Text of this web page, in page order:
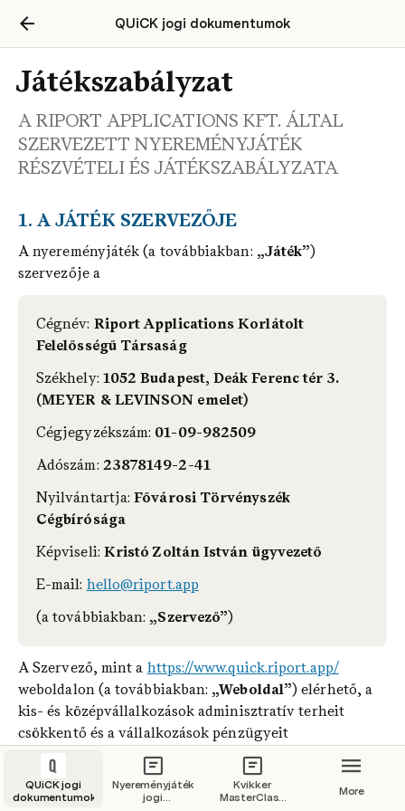
QUiCK jogi dokumentumok
Játékszabályzat
A RIPORT APPLICATIONS KFT. ÁLTAL
SZERVEZETT NYEREMÉNYJÁTÉK
RÉSZVÉTELI ÉS JÁTÉKSZABÁLYZATA
1. A JÁTÉK SZERVEZŐJE
A nyereményjáték (a továbbiakban: „Játék”)
szervezője a
Cégnév: Riport Applications Korlátolt
Felelősségű Társaság
Székhely: 1052 Budapest, Deák Ferenc tér 3.
(MEYER & LEVINSON emelet)
Cégjegyzékszám: 01-09-982509
Adószám: 23878149-2-41
Nyilvántartja: Fővárosi Törvényszék
Cégbírósága
Képviseli: Kristó Zoltán István ügyvezető
E-mail: hello@riport.app
(a továbbiakban: „Szervező”)
A Szervező, mint a https://www.quick.riport.app/
weboldalon (a továbbiakban: „Weboldal”) elérhető, a
kis- és középvállalkozások adminisztratív terheit
csökkentő és a vállalkozások pénzügyeit
áttekinthetővé tevő Quick elnevezésű online,
felhőalapú alkalmazás (a továbbiakban együttesen:
„Szolgáltatás”
) üzemeltetője számára kiemelt
QUiCK jogi
dokumentumok
Nyereményjáték
jogi
Kvikker
MasterClass
More